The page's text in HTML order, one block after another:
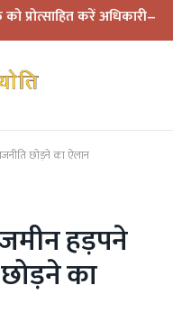
करें अधिकारी—मुख्य
छोड़ने का ऐलान
हड़पने
का